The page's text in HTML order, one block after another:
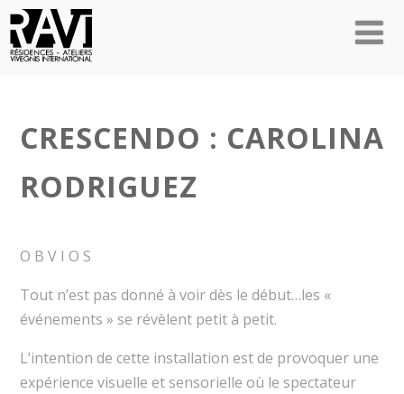
CRESCENDO : CAROLINA
RODRIGUEZ
O B V I O S
Tout n’est pas donné à voir dès le début…les «
événements » se révèlent petit à petit.
L’intention de cette installation est de provoquer une
expérience visuelle et sensorielle où le spectateur